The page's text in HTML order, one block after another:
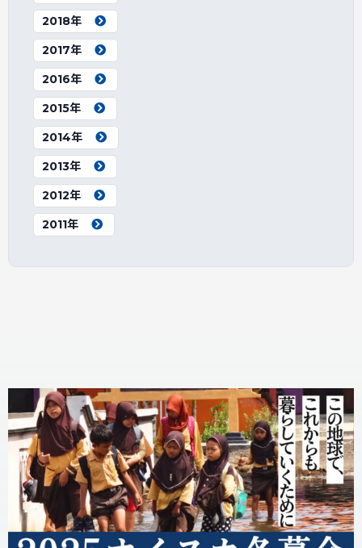
2018年
2017年
2016年
2015年
2014年
2013年
2012年
2011年